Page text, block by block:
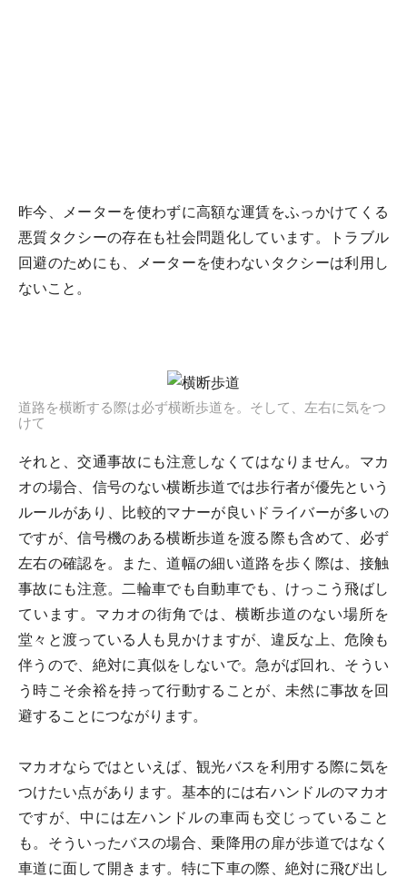
昨今、メーターを使わずに高額な運賃をふっかけてくる
悪質タクシーの存在も社会問題化しています。トラブル
回避のためにも、メーターを使わないタクシーは利用し
ないこと。
道路を横断する際は必ず横断歩道を。そして、左右に気をつ
けて
それと、交通事故にも注意しなくてはなりません。マカ
オの場合、信号のない横断歩道では歩行者が優先という
ルールがあり、比較的マナーが良いドライバーが多いの
ですが、信号機のある横断歩道を渡る際も含めて、必ず
左右の確認を。また、道幅の細い道路を歩く際は、接触
事故にも注意。二輪車でも自動車でも、けっこう飛ばし
ています。マカオの街角では、横断歩道のない場所を
堂々と渡っている人も見かけますが、違反な上、危険も
伴うので、絶対に真似をしないで。急がば回れ、そうい
う時こそ余裕を持って行動することが、未然に事故を回
避することにつながります。
マカオならではといえば、観光バスを利用する際に気を
つけたい点があります。基本的には右ハンドルのマカオ
ですが、中には左ハンドルの車両も交じっていること
も。そういったバスの場合、乗降用の扉が歩道ではなく
車道に面して開きます。特に下車の際、絶対に飛び出し